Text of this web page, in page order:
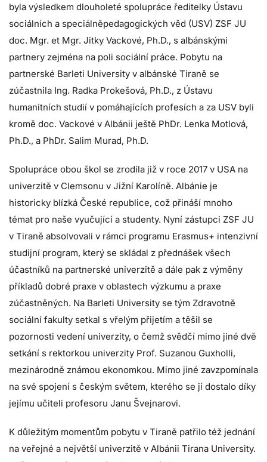
byla výsledkem dlouholeté spolupráce ředitelky Ústavu
sociálních a speciálněpedagogických věd (USV) ZSF JU
doc. Mgr. et Mgr. Jitky Vackové, Ph.D., s albánskými
partnery zejména na poli sociální práce. Pobytu na
partnerské Barleti University v albánské Tiraně se
zúčastnila Ing. Radka Prokešová, Ph.D., z Ústavu
humanitních studií v pomáhajících profesích a za USV byli
kromě doc. Vackové v Albánii ještě PhDr. Lenka Motlová,
Ph.D., a PhDr. Salim Murad, Ph.D.
Spolupráce obou škol se zrodila již v roce 2017 v USA na
univerzitě v Clemsonu v Jižní Karolíně. Albánie je
historicky blízká České republice, což přináší mnoho
témat pro naše vyučující a studenty. Nyní zástupci ZSF JU
v Tiraně absolvovali v rámci programu Erasmus+ intenzivní
studijní program, který se skládal z přednášek všech
účastníků na partnerské univerzitě a dále pak z výměny
příkladů dobré praxe v oblastech výzkumu a praxe
zúčastněných. Na Barleti University se tým Zdravotně
sociální fakulty setkal s vřelým přijetím a těšil se
pozornosti vedení univerzity, o čemž svědčí mimo jiné dvě
setkání s rektorkou univerzity Prof. Suzanou Guxholli,
mezinárodně známou ekonomkou. Mimo jiné zavzpomínala
na své spojení s českým světem, kterého se jí dostalo díky
jejímu učiteli profesoru Janu Švejnarovi.
K důležitým momentům pobytu v Tiraně patřilo též jednání
na veřejné a největší univerzitě v Albánii Tirana University.